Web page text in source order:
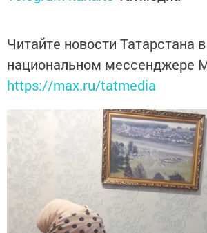
Читайте новости Татарстана в
национальном мессенджере
https://max.ru/tatmedia